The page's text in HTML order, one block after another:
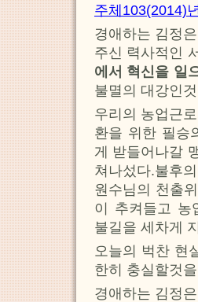
주체103(2014)
경애하는 김정
주신 력사적인
에서 혁신을 일
불멸의 대강인
우리의 농업근
환을 위한 필승
게 받들어나갈
쳐나섰다.불후
원수님의 천출
이 추켜들고 농
불길을 세차게
오늘의 벅찬 현
한히 충실할것
경애하는 김정